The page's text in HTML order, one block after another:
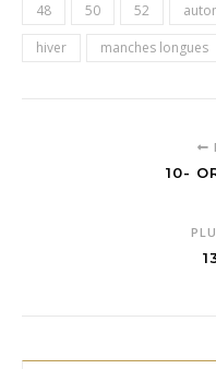
48
50 52
hiver
manches longues
10-